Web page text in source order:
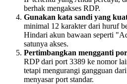
berhak mengakses RDP.
Gunakan kata sandi yang
minimal 12 karakter dari huruf
Hindari akun bawaan seperti
satunya akses.
Pertimbangkan mengganti
RDP dari port 3389 ke nomor
tetapi mengurangi gangguan
menyasar port standar.